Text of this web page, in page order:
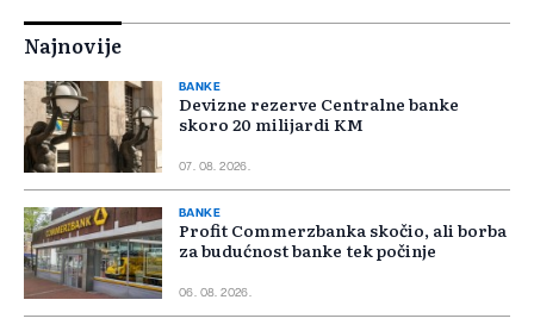
Najnovije
BANKE
Devizne rezerve Centralne banke
skoro 20 milijardi KM
07. 08. 2026.
BANKE
Profit Commerzbanka skočio, ali borba
za budućnost banke tek počinje
06. 08. 2026.